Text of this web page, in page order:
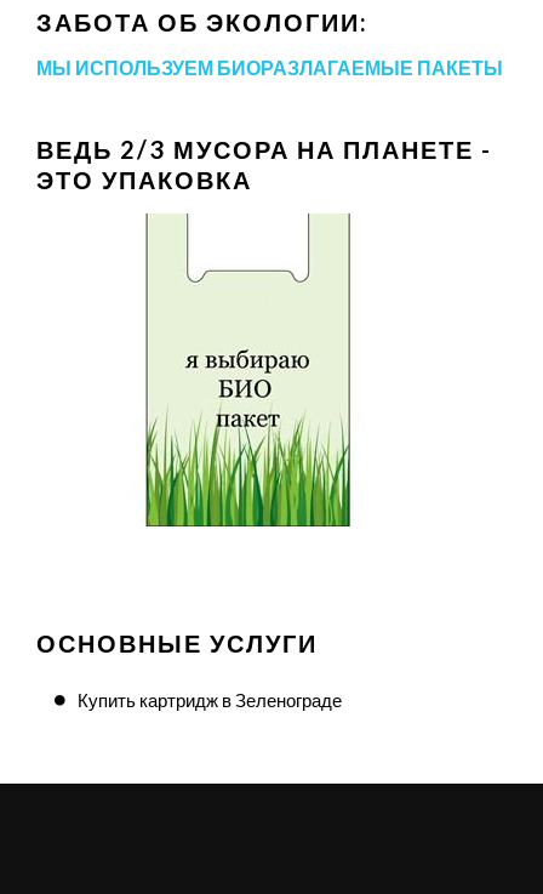
ЗАБОТА ОБ ЭКОЛОГИИ:
МЫ ИСПОЛЬЗУЕМ БИОРАЗЛАГАЕМЫЕ ПАКЕТЫ
ВЕДЬ 2/3 МУСОРА НА ПЛАНЕТЕ -
ЭТО УПАКОВКА
ОСНОВНЫЕ УСЛУГИ
Купить картридж в Зеленограде